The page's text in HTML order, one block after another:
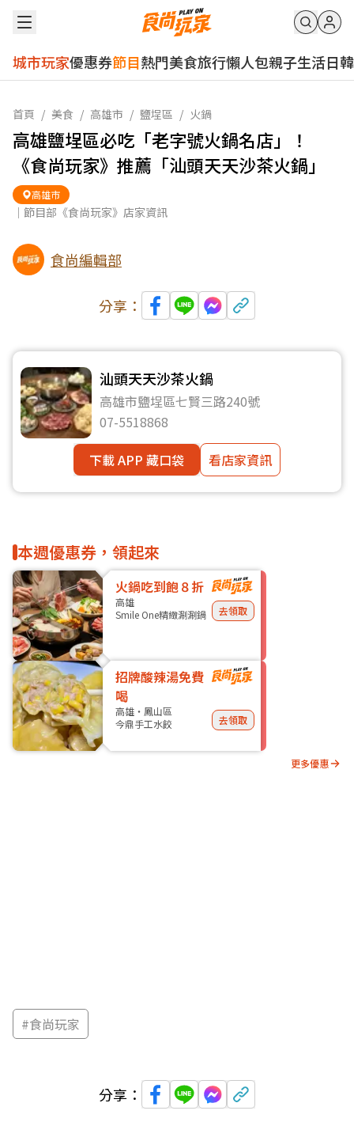
城市玩家優惠券節目熱門美食旅行懶人包親子生活日韓
首頁 / 美食 / 高雄市 / 鹽埕區 / 火鍋
高雄鹽埕區必吃「老字號火鍋名店」！
《食尚玩家》推薦「汕頭天天沙茶火鍋」
高雄市
｜節目部《食尚玩家》店家資訊
食尚編輯部
分享：
汕頭天天沙茶火鍋
高雄市鹽埕區七賢三路240號
07-5518868
下載 APP 藏口袋
看店家資訊
本週優惠券，領起來
火鍋吃到飽８折
高雄
Smile One精緻涮涮鍋
去領取
招牌酸辣湯免費
喝
高雄・鳳山區
今鼎手工水餃
去領取
更多優惠
#食尚玩家
分享：